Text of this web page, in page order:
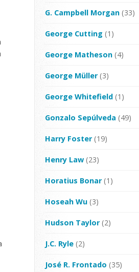
G. Campbell Morgan (33)
George Cutting (1)
George Matheson (4)
George Müller(3)
George Whitefield (1)
Gonzalo Sepúlveda (49)
Harry Foster(19)
Henry Law (23)
Horatius Bonar(1)
Hoseah Wu (3)
Hudson Taylor(2)
J.C. Ryle (2)
José R. Frontado (35)